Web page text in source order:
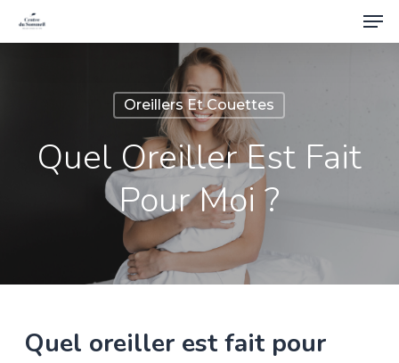
Skip
to
Oreillers Et Couettes
Quel Oreiller Est Fait
Pour Moi ?
Quel oreiller est fait pour